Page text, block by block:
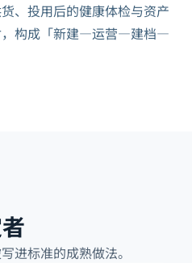
、投用后的健康体检与资产
，构成「新建—运营—建档—
进标准的成熟做法。